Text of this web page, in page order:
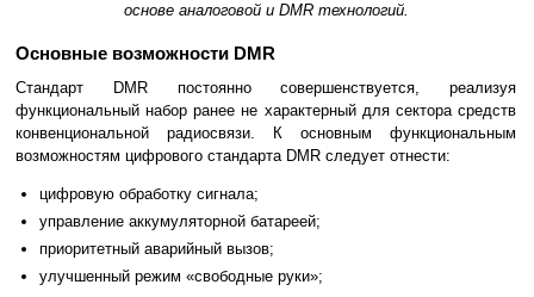
основе аналоговой и DMR технологий.
Основные возможности DMR
Стандарт DMR постоянно совершенствуется, реализуя
функциональный набор ранее не характерный для сектора средств
конвенциональной радиосвязи. К основным функциональным
возможностям цифрового стандарта DMR следует отнести:
цифровую обработку сигнала;
управление аккумуляторной батареей;
приоритетный аварийный вызов;
улучшенный режим «свободные руки»;